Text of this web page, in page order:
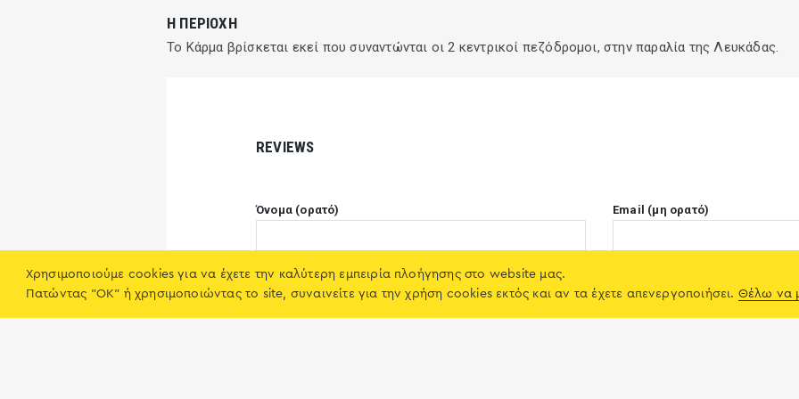
Χρησιμοποιούμε cookies για να έχετε την καλύτερη εμπειρία πλοήγησης στο website μας.
Πατώντας "OK" ή χρησιμοποιώντας το site, συναινείτε για την χρήση cookies εκτός και αν τα έχετε απενεργοποιήσει. Θέλω να
Η ΠΕΡΙΟΧΉ
Το Κάρμα βρίσκεται εκεί που συναντώνται οι 2 κεντρικοί πεζόδρομοι, στην παραλία της Λευκάδας.
REVIEWS
Όνομα (ορατό) Email (μη ορατό)
Rating
☆
☆
☆
☆
☆
Χώρα
The Karma cafe bar club
Λευκάδα